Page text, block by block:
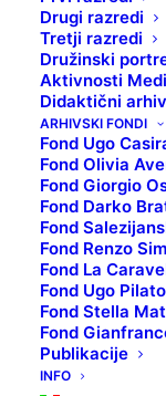
Drugi razredi
Tretji razredi
Družinski
Aktivnosti
Didaktični arhiv
ARHIVSKI FONDI
Fond Ugo
Fond Olivia
Fond Giorgio
Fond Darko
Fond
Fond Renzo
Fond La
Fond Ugo Pilato
Fond Stella
Fond
Publikacije
INFO
19 JUNIJA, 2020
TEHNIČNI LIST:
Original naslov:
Režiser/ka:
Leto produkcije
Država